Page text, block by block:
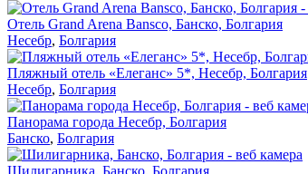
Отель Grand Arena Bansco, Банско, Болгария
Несебр, Болгария
Пляжный отель «Елеганс» 5*, Несебр, Болгария
Несебр, Болгария
Панорама города Несебр, Болгария
Банско, Болгария
Шилигарника, Банско, Болгария